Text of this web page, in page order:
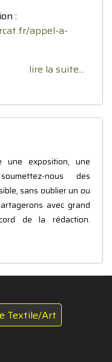
:
appel-a-
lire la suite...
une exposition, une
nous des
sans oublier un ou
avec grand
de la rédaction.
Textile/Art